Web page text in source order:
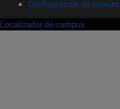
Configuración de cookies
Localizador de campus